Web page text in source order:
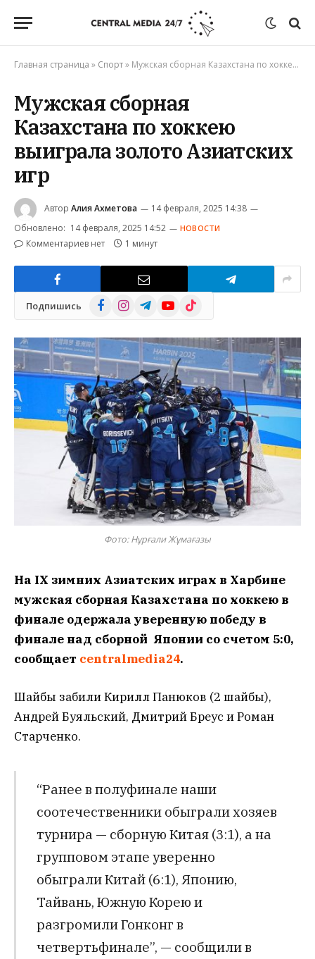
Главная страница » Спорт» Мужская сборная Казахстана по хоккею выиграла золото Азиатских игр
Мужская сборная
Казахстана по хоккею
выиграла золото Азиатских
игр
Автор Алия Ахметова
14 февраля, 2025 14:38
Обновлено: 14 февраля, 2025 14:52 НОВОСТИ
Комментариев нет 1 минут
Подпишись FacebookInstagramTelegramYouTube
TikTok
Фото: Нұрғали Жұмағазы
На IX зимних Азиатских играх в Харбине
мужская сборная Казахстана по хоккею в
финале одержала уверенную победу в
финале над сборной Японии со счетом 5:0,
сообщает centralmedia24.
Шайбы забили Кирилл Панюков (2 шайбы),
Андрей Буяльский, Дмитрий Бреус и Роман
Старченко.
“Ранее в полуфинале наши
соотечественники обыграли хозяев
турнира — сборную Китая (3:1), а на
групповом этапе уверенно
обыграли Китай (6:1), Японию,
Тайвань, Южную Корею и
разгромили Гонконг в
четвертьфинале”, — сообщили в